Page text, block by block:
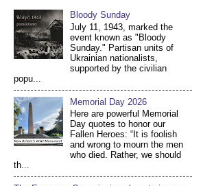
Bloody Sunday
July 11, 1943, marked the
event known as "Bloody
Sunday." Partisan units of
Ukrainian nationalists,
supported by the civilian
popu...
Memorial Day 2026
Here are powerful Memorial
Day quotes to honor our
Fallen Heroes: “It is foolish
and wrong to mourn the men
who died. Rather, we should
th...